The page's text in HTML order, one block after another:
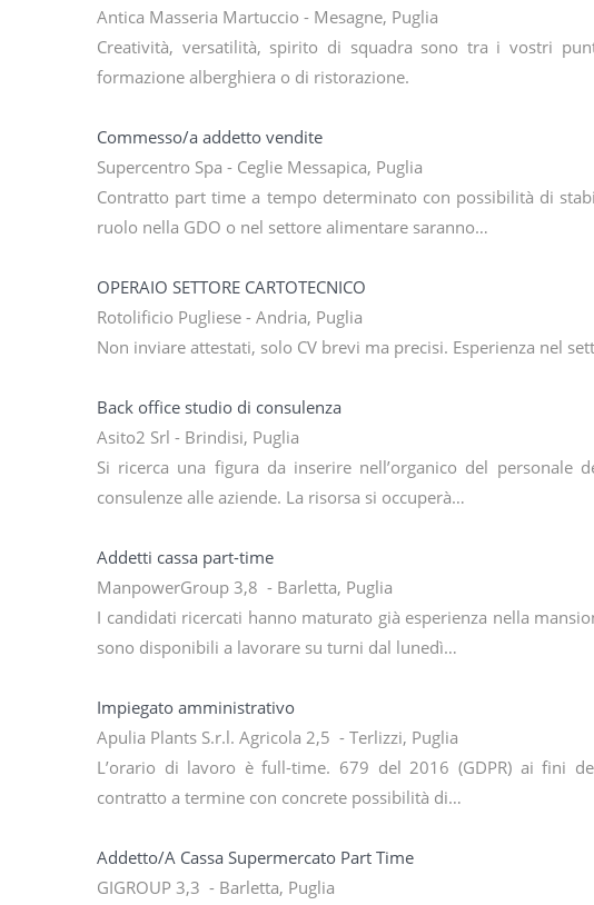
Antica Masseria Martuccio - Mesagne, Puglia
Creatività, versatilità, spirito di squadra sono tra i vostri
formazione alberghiera o di ristorazione.
Commesso/a addetto vendite
Supercentro Spa - Ceglie Messapica, Puglia
Contratto part time a tempo determinato con possibilità di
ruolo nella GDO o nel settore alimentare saranno…
OPERAIO SETTORE CARTOTECNICO
Rotolificio Pugliese - Andria, Puglia
Non inviare attestati, solo CV brevi ma precisi. Esperienza nel
Back office studio di consulenza
Asito2 Srl - Brindisi, Puglia
Si ricerca una figura da inserire nell’organico del personale
consulenze alle aziende. La risorsa si occuperà…
Addetti cassa part-time
ManpowerGroup 3,8 - Barletta, Puglia
I candidati ricercati hanno maturato già esperienza nella
sono disponibili a lavorare su turni dal lunedì…
Impiegato amministrativo
Apulia Plants S.r.l. Agricola 2,5 - Terlizzi, Puglia
L’orario di lavoro è full-time. 679 del 2016 (GDPR) ai fini
contratto a termine con concrete possibilità di…
Addetto/A Cassa Supermercato Part Time
GIGROUP 3,3 - Barletta, Puglia